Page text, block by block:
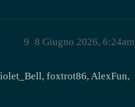
8 Giugno 2026, 6:24am
9
foxtrot86, AlexFun,